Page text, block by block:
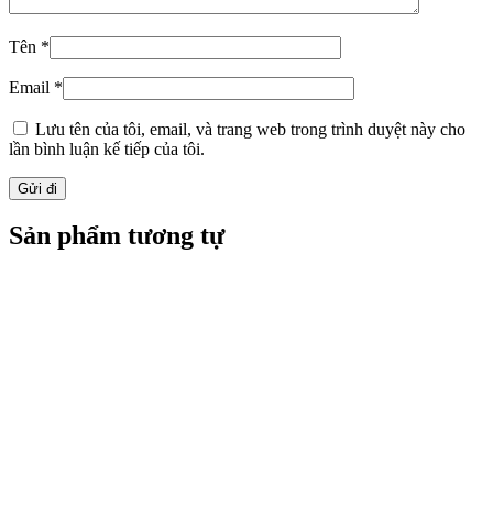
Tên *
Email *
Lưu tên của tôi, email, và trang web trong trình duyệt này cho
lần bình luận kế tiếp của tôi.
Sản phẩm tương tự